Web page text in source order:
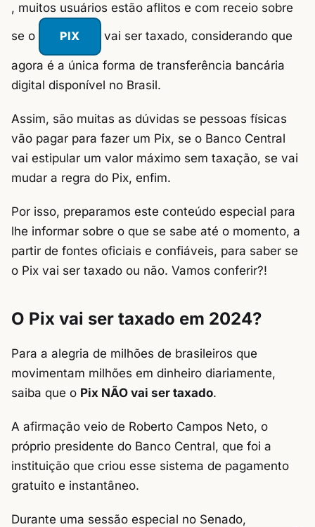
, muitos usuários estão aflitos e com receio sobre
se o PIX vai ser taxado, considerando que
agora é a única forma de transferência bancária
digital disponível no Brasil.
Assim, são muitas as dúvidas se pessoas físicas
vão pagar para fazer um Pix, se o Banco Central
vai estipular um valor máximo sem taxação, se vai
mudar a regra do Pix, enfim.
Por isso, preparamos este conteúdo especial para
lhe informar sobre o que se sabe até o momento, a
partir de fontes oficiais e confiáveis, para saber se
o Pix vai ser taxado ou não. Vamos conferir?!
O Pix vai ser taxado em 2024?
Para a alegria de milhões de brasileiros que
movimentam milhões em dinheiro diariamente,
saiba que o Pix NÃO vai ser taxado.
A afirmação veio de Roberto Campos Neto, o
próprio presidente do Banco Central, que foi a
instituição que criou esse sistema de pagamento
gratuito e instantâneo.
Durante uma sessão especial no Senado,